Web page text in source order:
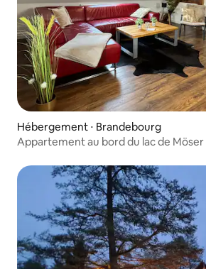
Hébergement ⋅ Brandebourg
Appartement au bord du lac de Möser